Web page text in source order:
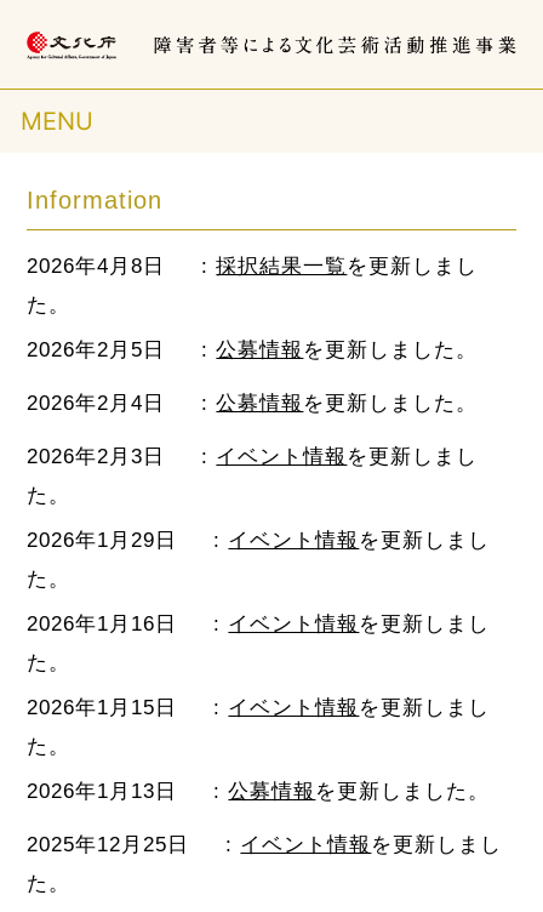
MENU
Information
2026年4月8日 :採択結果一覧 を更新しまし
た。
2026年2月5日
:公募情報 を更新しました。
2026年2月4日 :公募情報 を更新しました。
2026年2月3日 : イベント情報 を更新しまし
た。
2026年1月29日
: イベント情報 を更新しまし
た。
2026年1月16日
: イベント情報 を更新しまし
た。
2026年1月15日
: イベント情報 を更新しまし
た。
2026年1月13日
:公募情報 を更新しました。
2025年12月25日 : イベント情報 を更新しまし
た。